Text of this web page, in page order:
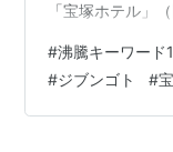
「宝塚ホテル」（
#沸騰キーワード
#ジブンゴト #